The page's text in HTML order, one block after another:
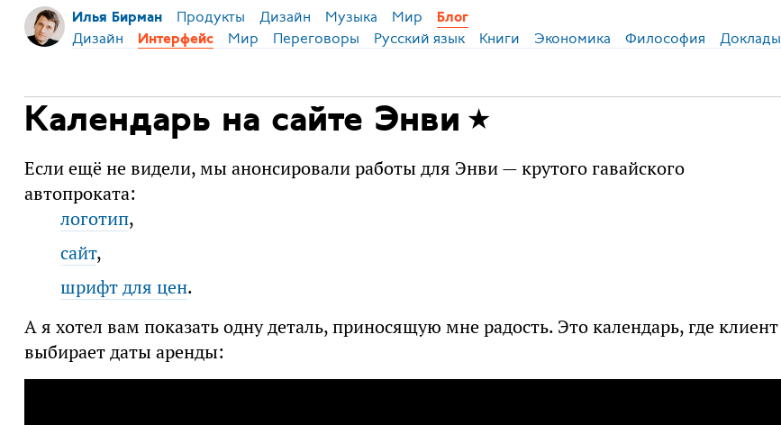
Илья Бирман Продукты Дизайн Музыка Мир Блог
Дизайн Интерфейс Мир Переговоры Русский язык Книги Экономика Философия Доклады
Календарь на сайте Энви
Если ещё не видели, мы анонсировали работы для Энви — крутого гавайского
автопроката:
логотип,
сайт,
шрифт для цен.
А я хотел вам показать одну деталь, приносящую мне радость. Это календарь, где клиент
выбирает даты аренды: